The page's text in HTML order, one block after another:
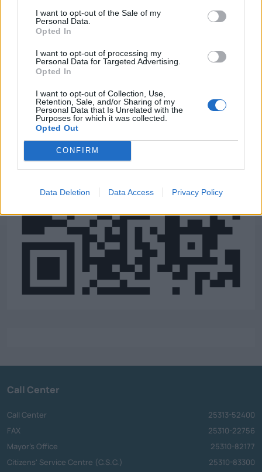
I want to opt-out of the Sale of my
Personal Data.
Opted In
I want to opt-out of processing my
Personal Data for Targeted Advertising.
Opted In
I want to opt-out of Collection, Use,
Retention, Sale, and/or Sharing of my
Personal Data that Is Unrelated with the
Purposes for which it was collected.
Opted Out
CONFIRM
Data Deletion Data Access Privacy Policy
κατεβάζοντάς την εφαρμογή μας, με ένα απλό σάρωμα
Call Center
Call Center
25313-52400
FAX
25310-22756
Mayor's Office
25310-82177
Citizens' Service Centre (C.S.C.)
25310-83300